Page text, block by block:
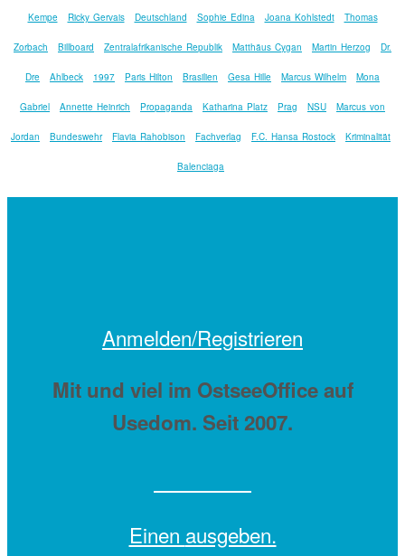
Kempe Ricky Gervais Deutschland Sophie Edina Joana Kohlstedt Thomas
Zorbach Billboard Zentralafrikanische Republik Matthäus Cygan Martin Herzog Dr.
Dre Ahlbeck 1997 Paris Hilton Brasilien Gesa Hille Marcus Wilhelm Mona
Gabriel Annette Heinrich Propaganda Katharina Platz Prag NSU Marcus von
Jordan Bundeswehr Flavia Rahobison Fachverlag F.C. Hansa Rostock Kriminalität
Balenciaga
Anmelden/Registrieren
Mit und viel im OstseeOffice auf
Usedom. Seit 2007.
Einen ausgeben.